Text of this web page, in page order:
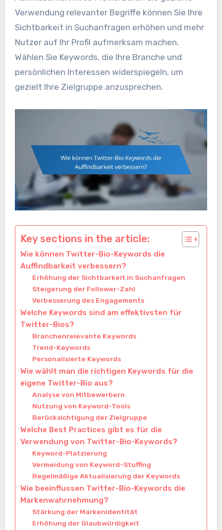
Verwendung relevanter Begriffe können Sie Ihre
Sichtbarkeit in Suchanfragen erhöhen und mehr
Nutzer auf Ihr Profil aufmerksam machen.
Wählen Sie Keywords, die Ihre Branche und
persönlichen Interessen widerspiegeln, um
gezielt Ihre Zielgruppe anzusprechen.
Key sections in the article:
Wie können Twitter-Bio-Keywords die
Auffindbarkeit verbessern?
Erhöhung der Sichtbarkeit in Suchanfragen
Steigerung der Follower-Zahl
Verbesserung des Engagements
Welche Keywords sind am effektivsten für
Twitter-Bios?
Branchenrelevante Keywords
Trend-Keywords
Personalisierte Keywords
Wie wählt man die richtigen Keywords für die
eigene Twitter-Bio aus?
Analyse von Mitbewerbern
Nutzung von Keyword-Tools
Berücksichtigung der Zielgruppe
Welche Best Practices gibt es für die
Verwendung von Twitter-Bio-Keywords?
Keyword-Platzierung
Vermeidung von Keyword-Stuffing
Regelmäßige Aktualisierung der Keywords
Wie beeinflussen Twitter-Bio-Keywords die
Markenwahrnehmung?
Stärkung der Markenidentität
Erhöhung der Glaubwürdigkeit